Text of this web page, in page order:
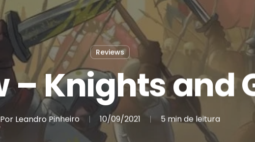
Reviews
– Knights and
Por Leandro Pinheiro 10/09/2021 5 min de leitura